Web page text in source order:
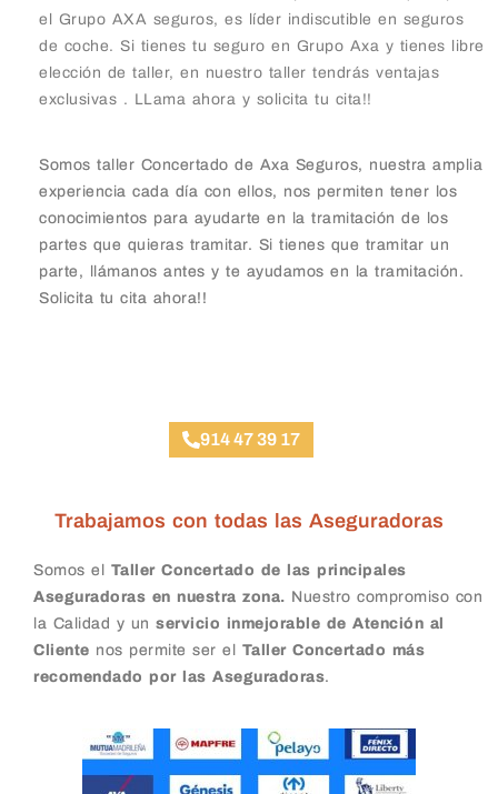
el Grupo AXA seguros, es líder indiscutible en seguros
de coche. Si tienes tu seguro en Grupo Axa y tienes libre
elección de taller, en nuestro taller tendrás ventajas
exclusivas . LLama ahora y solicita tu cita!!
Somos taller Concertado de Axa Seguros, nuestra amplia
experiencia cada día con ellos, nos permiten tener los
conocimientos para ayudarte en la tramitación de los
partes que quieras tramitar. Si tienes que tramitar un
parte, llámanos antes y te ayudamos en la tramitación.
Solicita tu cita ahora!!
914 47 39 17
Trabajamos con todas las Aseguradoras
Somos el Taller Concertado de las principales
Aseguradoras en nuestra zona. Nuestro compromiso con
la Calidad y un servicio inmejorable de Atención al
Cliente nos permite ser el Taller Concertado más
recomendado por las Aseguradoras.